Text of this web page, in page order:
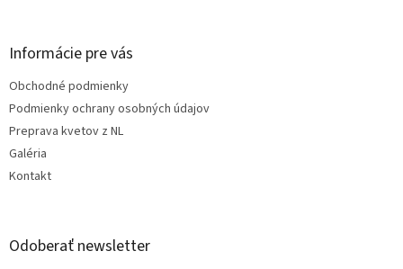
Informácie pre vás
Obchodné podmienky
Podmienky ochrany osobných údajov
Preprava kvetov z NL
Galéria
Kontakt
Odoberať newsletter